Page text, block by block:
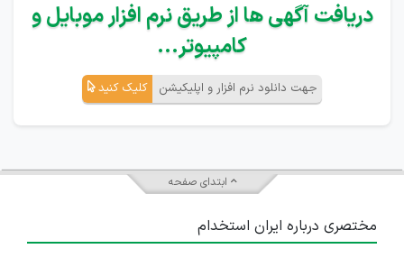
دریافت آگهی ها از طریق نرم افزار موبایل و
کامپیوتر...
جهت دانلود نرم افزار و اپلیکیشن کلیک کنید
ابتدای صفحه
مختصری درباره ایران استخدام